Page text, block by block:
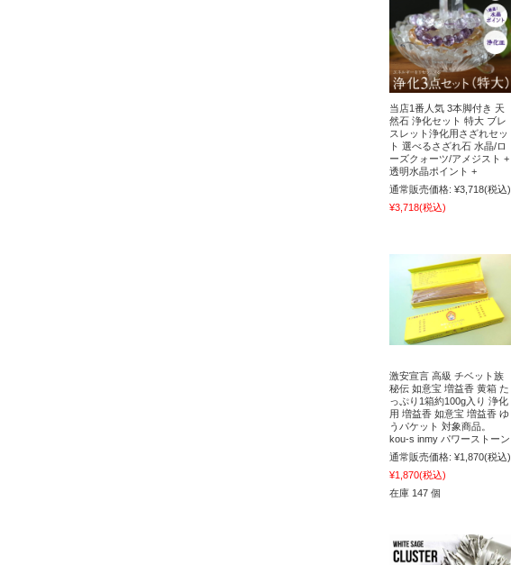
当店1番人気 3本脚付き 天
然石 浄化セット 特大 ブレ
スレット浄化用さざれセッ
ト 選べるさざれ石 水晶/ロ
ーズクォーツ/アメジスト +
透明水晶ポイント +
通常販売価格: ¥3,718(税込)
¥3,718(税込)
激安宣言 高級 チベット族
秘伝 如意宝 増益香 黄箱 た
っぷり1箱約100g入り 浄化
用 増益香 如意宝 増益香 ゆ
うパケット 対象商品。
kou-s inmy パワーストーン
通常販売価格: ¥1,870(税込)
¥1,870(税込)
在庫 147 個